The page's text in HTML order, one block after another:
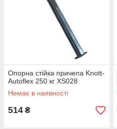
Опорна стійка причепа Knott-
Autoflex 250 кг XS028
Немає в наявності
514 ₴